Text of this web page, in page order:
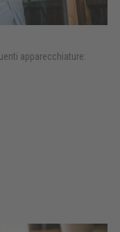
apparecchiature: